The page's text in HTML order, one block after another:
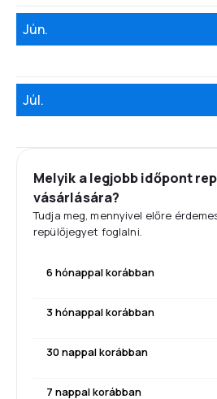
Jún.
Júl.
Melyik a legjobb időpont
vásárlására?
Tudja meg, mennyivel előre
repülőjegyet foglalni.
6 hónappal korábban
3 hónappal korábban
30 nappal korábban
7 nappal korábban